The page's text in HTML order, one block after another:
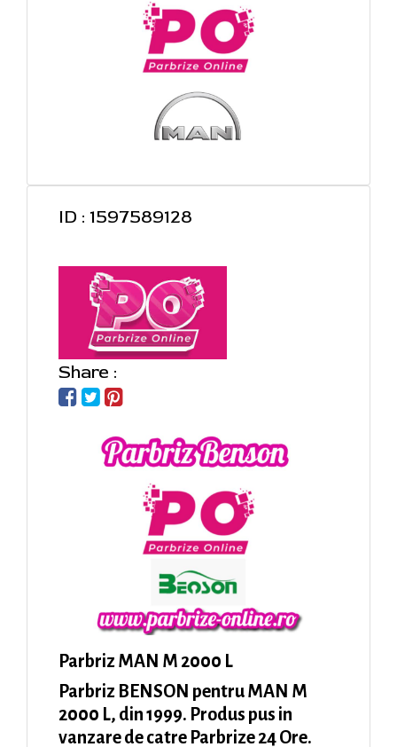
ID : 1597589128
Share :
Parbriz MAN M 2000 L
Parbriz BENSON pentru MAN M
2000 L, din 1999. Produs pus in
vanzare de catre Parbrize 24 Ore.